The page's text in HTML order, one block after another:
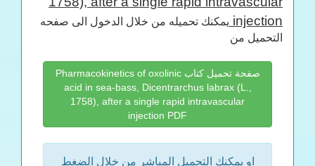
injection يمكنك تحميله من خلال الدخول الى صفحه
التحميل من
صفحة تحميل كتاب Pharmacokinetics of oxolinic
acid in sea-bass, Dicentrarchus labrax (L.,
1758), after a single rapid intravascular
injection PDF
او يمكنك التحميل المباشر من خلال الضغط